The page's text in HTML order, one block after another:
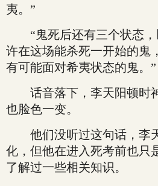
夷。”
“鬼死后还有三个状态，
许在这场能杀死一开始的鬼
有可能面对希夷状态的鬼。”
话音落下，李天阳顿时
也脸色一变。
他们没听过这句话，李
化，但他在进入死考前也只
了解过一些相关知识。